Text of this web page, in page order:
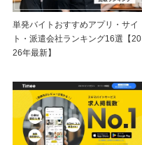
単発バイトおすすめアプリ・サイ
ト・派遣会社ランキング16選【20
26年最新】